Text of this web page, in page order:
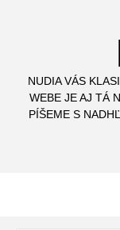
NUDIA VÁS
WEBE JE AJ TÁ
PÍŠEME S